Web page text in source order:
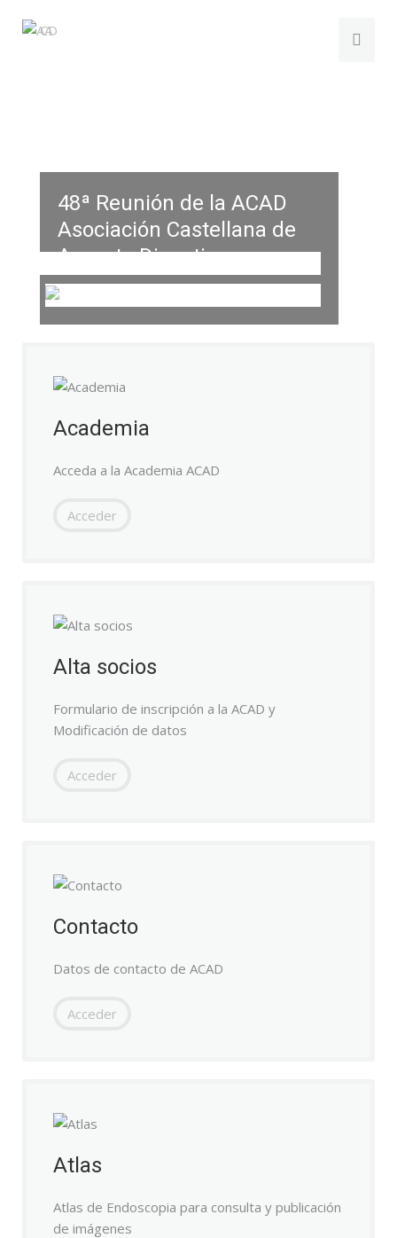
48ª Reunión de la ACAD
Asociación Castellana de
Aparato Digestivo
Salamanca, 21 – 23 de mayo de 2026
Academia
Acceda a la Academia ACAD
Acceder
Alta socios
Formulario de inscripción a la ACAD y
Modificación de datos
Acceder
Contacto
Datos de contacto de ACAD
Acceder
Atlas
Atlas de Endoscopia para consulta y publicación
de imágenes